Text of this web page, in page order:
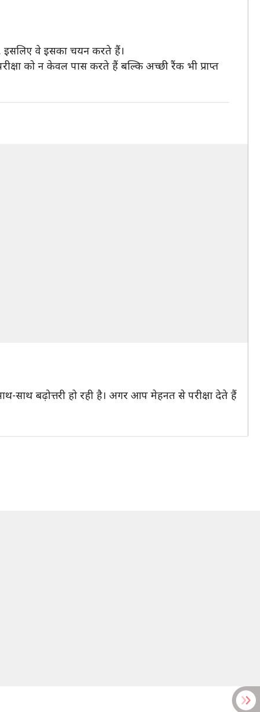
हैं, इसलिए वे इसका चयन करते हैं।
को न केवल पास करते हैं बल्कि अच्छी रैंक भी प्राप्त
साथ बढ़ोत्तरी हो रही है। अगर आप मेहनत से परीक्षा देते हैं